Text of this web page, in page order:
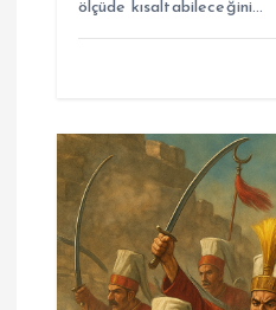
ölçüde kısaltabileceğini…